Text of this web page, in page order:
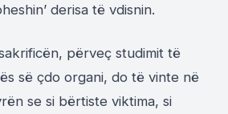
derisa të vdisnin.
përveç studimit të
së çdo organi, do të vinte në
se si bërtiste viktima, si